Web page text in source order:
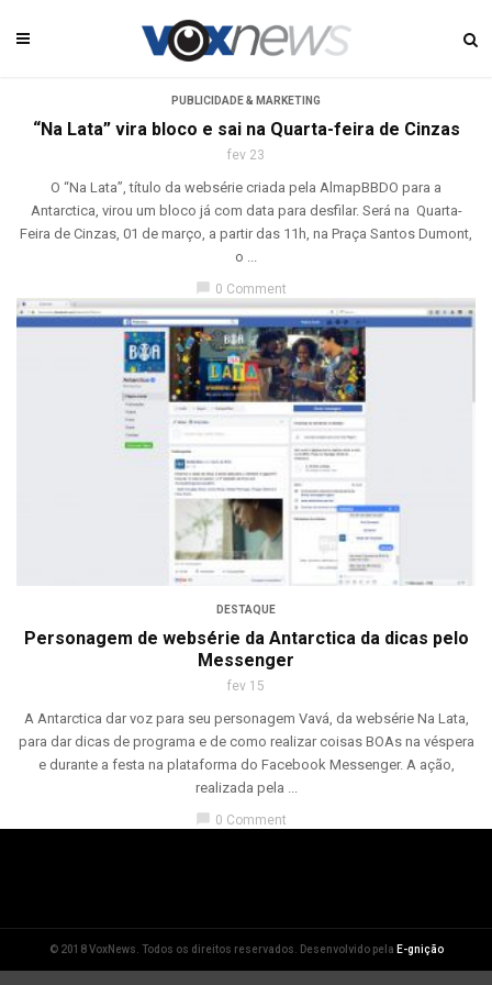
PUBLICIDADE & MARKETING
“Na Lata” vira bloco e sai na Quarta-feira de Cinzas
fev 23
O “Na Lata”, título da websérie criada pela AlmapBBDO para a
Antarctica, virou um bloco já com data para desfilar. Será na Quarta-
Feira de Cinzas, 01 de março, a partir das 11h, na Praça Santos Dumont,
o ...
chat_bubble 0 Comment
DESTAQUE
Personagem de websérie da Antarctica da dicas pelo
Messenger
fev 15
A Antarctica dar voz para seu personagem Vavá, da websérie Na Lata,
para dar dicas de programa e de como realizar coisas BOAs na véspera
e durante a festa na plataforma do Facebook Messenger. A ação,
realizada pela ...
chat_bubble 0 Comment
© 2018 VoxNews. Todos os direitos reservados. Desenvolvido pela E-gnição